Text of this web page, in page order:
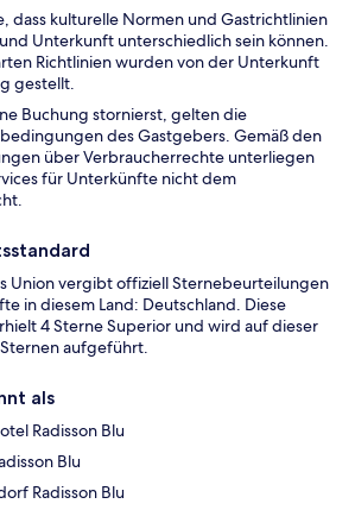
dass kulturelle Normen und Gastrichtlinien
Unterkunft unterschiedlich sein können.
Richtlinien wurden von der Unterkunft
gestellt.
Buchung stornierst, gelten die
des Gastgebers. Gemäß den
über Verbraucherrechte unterliegen
für Unterkünfte nicht dem
Union vergibt offiziell Sternebeurteilungen
in diesem Land: Deutschland. Diese
4 Sterne Superior und wird auf dieser
aufgeführt.
als
Radisson Blu
Blu
Radisson Blu